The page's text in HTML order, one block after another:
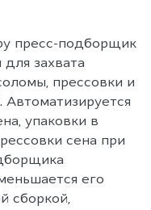
пресс-подборщик
захвата
прессовки и
Автоматизируется
упаковки в
сена при
его
сборкой,